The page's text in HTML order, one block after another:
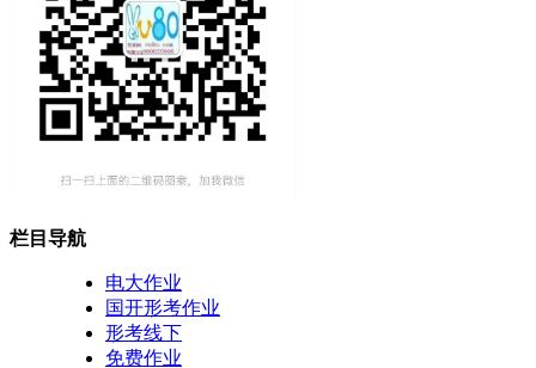
栏目导航
电大作业
国开形考作业
形考线下
免费作业